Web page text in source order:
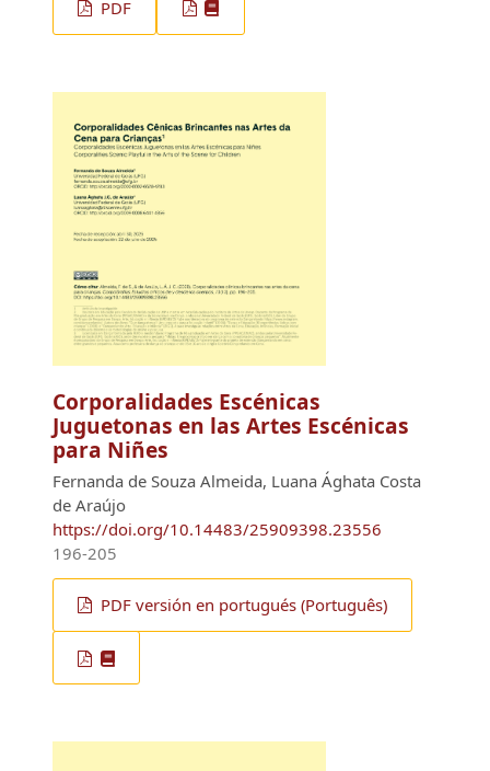
Corporalidades Escénicas
Juguetonas en las Artes Escénicas
para Niñes
Fernanda de Souza Almeida, Luana Ághata Costa
de Araújo
https://doi.org/10.14483/25909398.23556
PDF versión en portugués (Português)